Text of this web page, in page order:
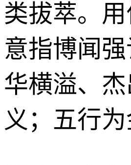
类拔萃。
意指博闻
华横溢、
义；五行为